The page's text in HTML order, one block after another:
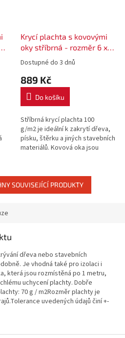
Krycí plachta s kovovými
oky stříbrná - rozměr 6 x 8
Dostupné do 3 dnů
889 Kč
Do košíku
Stříbrná krycí plachta 100
g/m2 je ideální k zakrytí dřeva,
písku, štěrku a jiných stavebních
materiálů. Kovová oka jsou
SOUVISEJÍCÍ PRODUKTY
dřeva nebo stavebních
Je vhodná také pro izolaci i
která jsou rozmístěná po 1 metru,
uchycení plachty. Dobře
70 g / m2Rozměr plachty je
uvedených údajů činí +-